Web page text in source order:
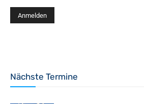
Nächste Termine